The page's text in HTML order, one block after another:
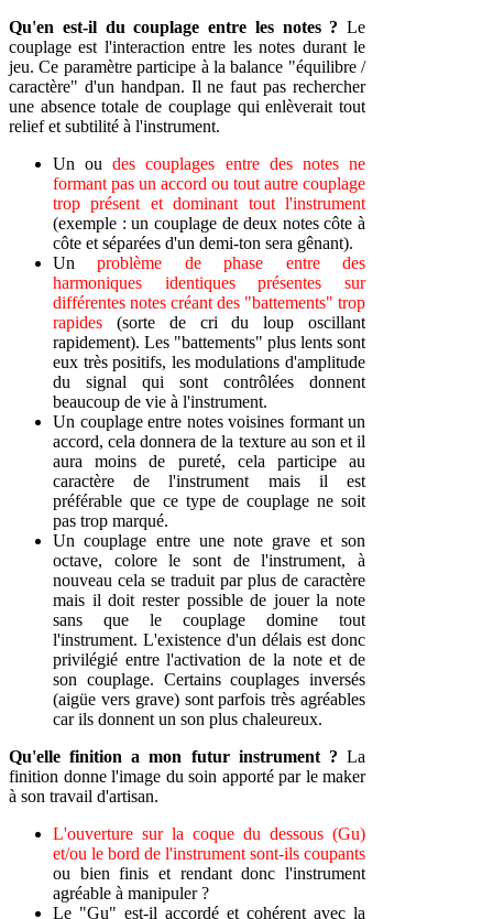
Qu'en est-il du couplage entre les notes ? Le
couplage est l'interaction entre les notes durant le
jeu. Ce paramètre participe à la balance "équilibre /
caractère" d'un handpan. Il ne faut pas rechercher
une absence totale de couplage qui enlèverait tout
relief et subtilité à l'instrument.
Un oudes couplages entre des notes ne
formant pas un accord ou tout autre couplage
trop présent et dominant tout l'instrument
(exemple : un couplage de deux notes côte à
côte et séparées d'un demi-ton sera gênant).
Unproblème de phase entre des
harmoniques identiques présentes sur
différentes notes créant des "battements" trop
rapides (sorte de cri du loup oscillant
rapidement). Les "battements" plus lents sont
eux très positifs, les modulations d'amplitude
du signal qui sont contrôlées donnent
beaucoup de vie à l'instrument.
Un couplage entre notes voisines formant un
accord, cela donnera de la texture au son et il
aura moins de pureté, cela participe au
caractère de l'instrument mais il est
préférable que ce type de couplage ne soit
pas trop marqué.
Un couplage entre une note grave et son
octave, colore le sont de l'instrument, à
nouveau cela se traduit par plus de caractère
mais il doit rester possible de jouer la note
sans que le couplage domine tout
l'instrument. L'existence d'un délais est donc
privilégié entre l'activation de la note et de
son couplage. Certains couplages inversés
(aigüe vers grave) sont parfois très agréables
car ils donnent un son plus chaleureux.
Qu'elle finition a mon futur instrument ? La
finition donne l'image du soin apporté par le maker
à son travail d'artisan.
L'ouverture sur la coque du dessous (Gu)
et/ou le bord de l'instrument sont-ils coupants
ou bien finis et rendant donc l'instrument
agréable à manipuler ?
Le "Gu" est-il accordé et cohérent avec la